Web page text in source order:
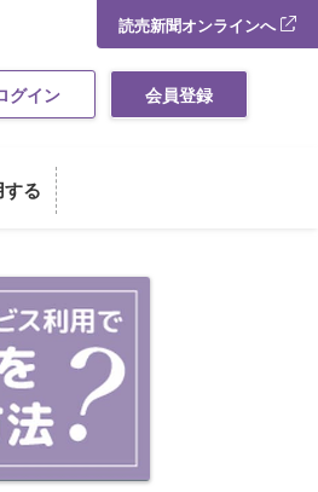
読売新聞オンラインへ
グイン 会員登録
る
ス利用でポイント